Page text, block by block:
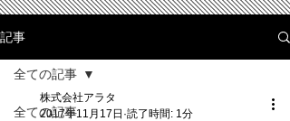
​塗り壁体験 受付中！
記事
全ての記事
全ての記事
株式会社アラタ
2017年11月17日 読了時間: 1分